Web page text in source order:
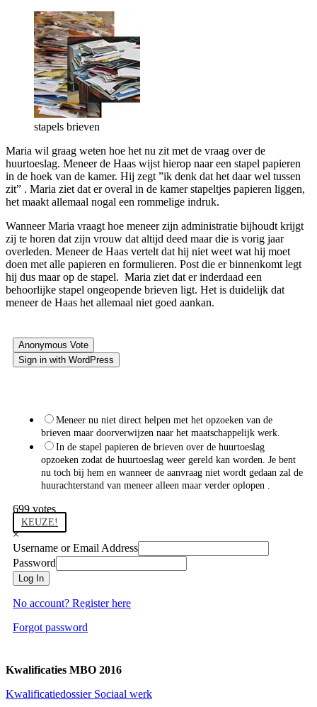
stapels brieven
Maria wil graag weten hoe het nu zit met de vraag over de
huurtoeslag. Meneer de Haas wijst hierop naar een stapel papieren
in de hoek van de kamer. Hij zegt ”ik denk dat het daar wel tussen
zit” . Maria ziet dat er overal in de kamer stapeltjes papieren liggen,
het maakt allemaal nogal een rommelige indruk.
Wanneer Maria vraagt hoe meneer zijn administratie bijhoudt krijgt
zij te horen dat zijn vrouw dat altijd deed maar die is vorig jaar
overleden. Meneer de Haas vertelt dat hij niet weet wat hij moet
doen met alle papieren en formulieren. Post die er binnenkomt legt
hij dus maar op de stapel. Maria ziet dat er inderdaad een
behoorlijke stapel ongeopende brieven ligt. Het is duidelijk dat
meneer de Haas het allemaal niet goed aankan.
Anonymous Vote
Sign in with WordPress
Meneer nu niet direct helpen met het opzoeken van de
brieven maar doorverwijzen naar het maatschappelijk werk.
In de stapel papieren de brieven over de huurtoeslag
opzoeken zodat de huurtoeslag weer gereld kan worden. Je bent
nu toch bij hem en wanneer de aanvraag niet wordt gedaan zal de
huurachterstand van meneer alleen maar verder oplopen .
699 votes
KEUZE!
×
Username or Email Address
Password
Log In
No account? Register here
Forgot password
Kwalificaties MBO 2016
Kwalificatiedossier Sociaal werk